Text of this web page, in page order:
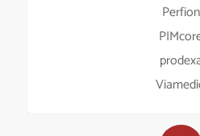
Perfion